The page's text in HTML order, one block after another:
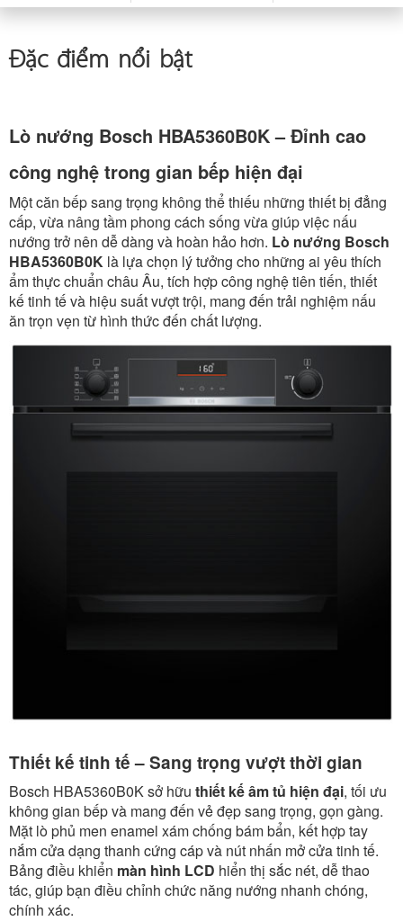
Đặc điểm nổi bật
Lò nướng Bosch HBA5360B0K – Đỉnh cao
công nghệ trong gian bếp hiện đại
Một căn bếp sang trọng không thể thiếu những thiết bị đẳng
cấp, vừa nâng tầm phong cách sống vừa giúp việc nấu
nướng trở nên dễ dàng và hoàn hảo hơn. Lò nướng Bosch
HBA5360B0K là lựa chọn lý tưởng cho những ai yêu thích
ẩm thực chuẩn châu Âu, tích hợp công nghệ tiên tiến, thiết
kế tinh tế và hiệu suất vượt trội, mang đến trải nghiệm nấu
ăn trọn vẹn từ hình thức đến chất lượng.
Thiết kế tinh tế – Sang trọng vượt thời gian
Bosch HBA5360B0K sở hữu thiết kế âm tủ hiện đại, tối ưu
không gian bếp và mang đến vẻ đẹp sang trọng, gọn gàng.
Mặt lò phủ men enamel xám chống bám bẩn, kết hợp tay
nắm cửa dạng thanh cứng cáp và nút nhấn mở cửa tinh tế.
Bảng điều khiển màn hình LCD hiển thị sắc nét, dễ thao
tác, giúp bạn điều chỉnh chức năng nướng nhanh chóng,
chính xác.